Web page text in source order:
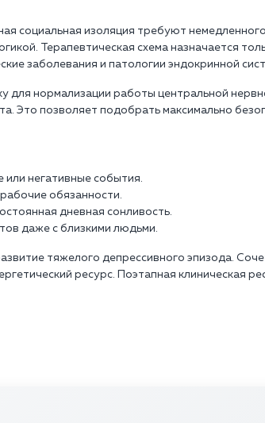
социальная изоляция требуют
Терапевтическая схема назначается
заболевания и патологии эндокринной
нормализации работы центральной
Это позволяет подобрать максимально
или негативные события.
обязанности.
дневная сонливость.
даже с близкими людьми.
тяжелого депрессивного эпизода.
ресурс. Поэтапная клиническая